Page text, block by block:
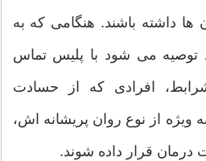
ها داشته باشند. هنگامی که به
می شود با پلیس تماس
افرادی که از حسادت
ویژه از نوع روان پریشانه اش،
قرار داده شوند.